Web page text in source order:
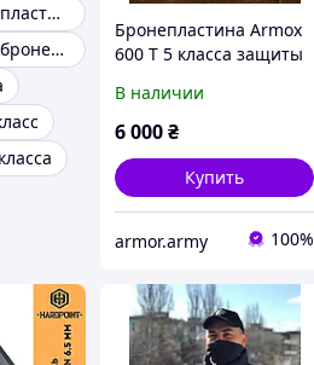
Боковые бронепластины
Керамические бронепластины
Бронепластина Armox
600 T 5 класса защиты
Швеция
В наличии
6 000₴
Купить
armor.army 100%